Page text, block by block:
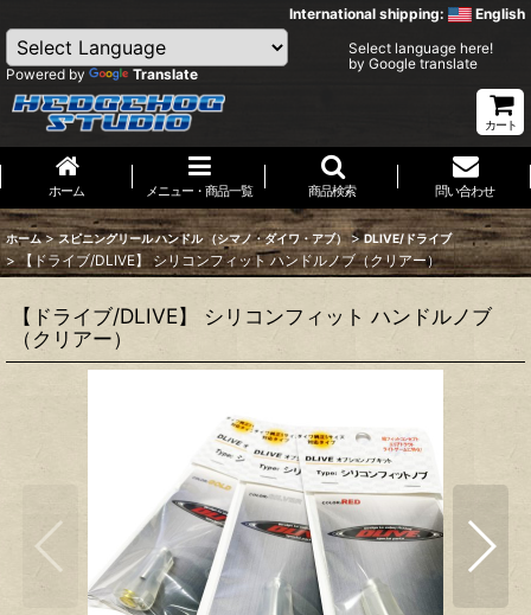
International shipping: English
Powered by Translate
Select language here!
by Google translate
カート
ホーム メニュー・商品一覧 商品検索 問い合わせ
ホーム > スピニングリール ハンドル （シマノ・ダイワ・アブ） > DLIVE/ドライブ
> 【ドライブ/DLIVE】 シリコンフィット ハンドルノブ（クリアー）
【ドライブ/DLIVE】 シリコンフィット ハンドルノブ
（クリアー）